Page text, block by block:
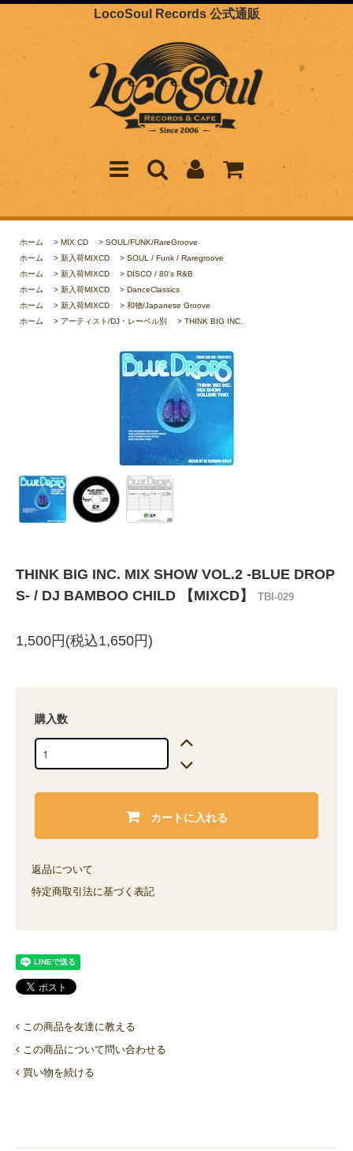
LocoSoul Records 公式通販
ホーム > MIX CD > SOUL/FUNK/RareGroove
ホーム
> 新入荷MIXCD > SOUL / Funk / Raregroove
ホーム
> 新入荷MIXCD > DISCO / 80's R&B
ホーム
> 新入荷MIXCD > DanceClassics
ホーム
> 新入荷MIXCD > 和物/Japanese Groove
ホーム
> アーティスト/DJ・レーベル別 > THINK BIG INC.
THINK BIG INC. MIX SHOW VOL.2 -BLUE DROP
S- / DJ BAMBOO CHILD 【MIXCD】
TBI-029
1,500円(税込1,650円)
購入数
カートに入れる
返品について
特定商取引法に基づく表記
この商品を友達に教える
この商品について問い合わせる
買い物を続ける